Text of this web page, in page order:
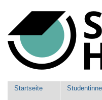
Werkzeuge
Sektionen
Startseite